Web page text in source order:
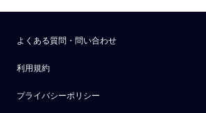
よくある質問・問い合わせ
利用規約
プライバシーポリシー